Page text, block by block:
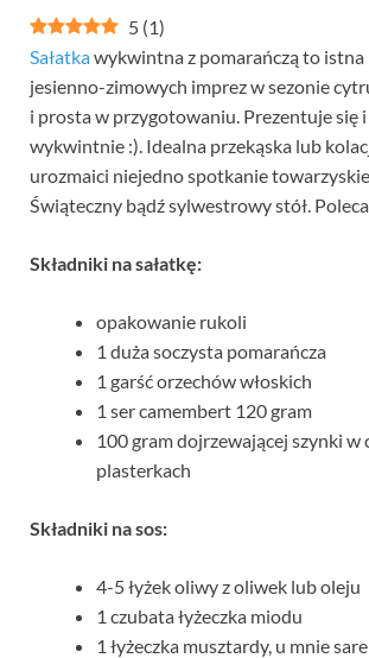
5 (1)
Sałatkawykwintna z pomarańczą to
jesienno-zimowych imprez w sezonie
i prosta w przygotowaniu. Prezentuje się
wykwintnie :). Idealna przekąska lub
urozmaici niejedno spotkanie
Świąteczny bądź sylwestrowy stół.
Składniki na sałatkę:
opakowanie rukoli
1 duża soczysta pomarańcza
1 garść orzechów włoskich
1 ser camembert 120 gram
100 gram dojrzewającej szynki w
plasterkach
Składniki na sos:
4-5 łyżek oliwy z oliwek lub oleju
1 czubata łyżeczka miodu
1 łyżeczka musztardy, u mnie